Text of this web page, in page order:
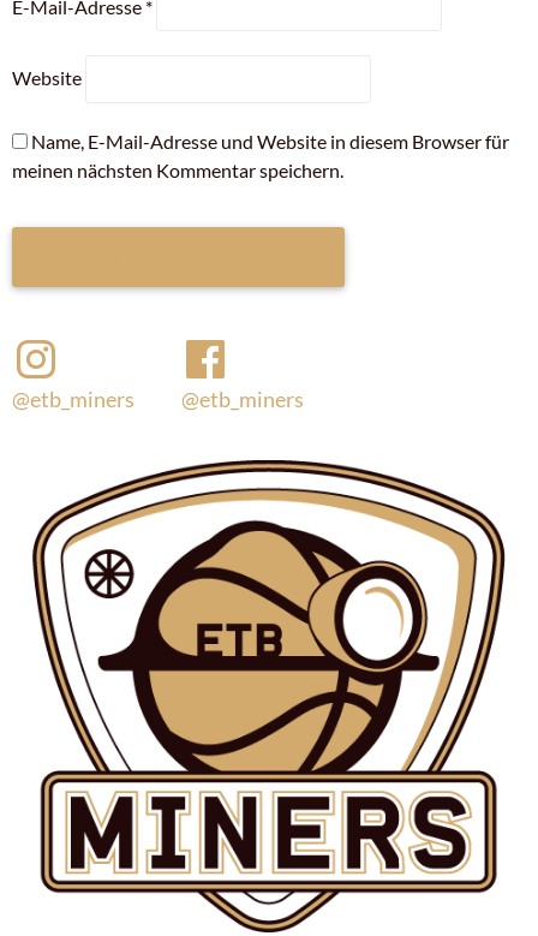
E-Mail-Adresse *
Website
Name, E-Mail-Adresse und Website in diesem Browser für
meinen nächsten Kommentar speichern.
@etb_miners @etb_miners